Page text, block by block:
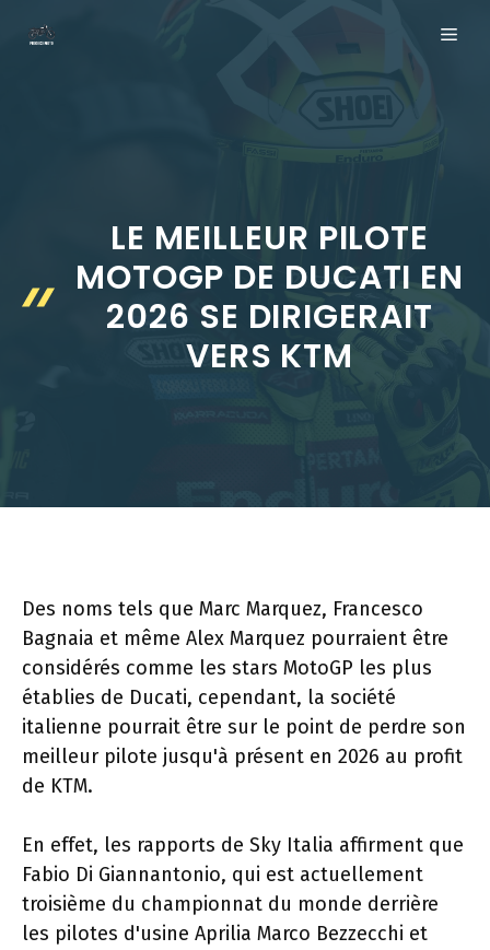
LE MEILLEUR PILOTE
MOTOGP DE DUCATI EN
2026 SE DIRIGERAIT
VERS KTM
Des noms tels que Marc Marquez, Francesco
Bagnaia et même Alex Marquez pourraient être
considérés comme les stars MotoGP les plus
établies de Ducati, cependant, la société
italienne pourrait être sur le point de perdre son
meilleur pilote jusqu'à présent en 2026 au profit
de KTM.
En effet, les rapports de Sky Italia affirment que
Fabio Di Giannantonio, qui est actuellement
troisième du championnat du monde derrière
les pilotes d'usine Aprilia Marco Bezzecchi et